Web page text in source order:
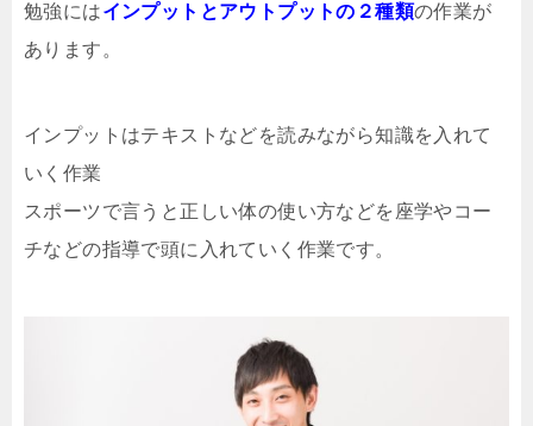
勉強にはインプットとアウトプットの２種類の作業が
あります。
インプットはテキストなどを読みながら知識を入れて
いく作業
スポーツで言うと正しい体の使い方などを座学やコー
チなどの指導で頭に入れていく作業です。